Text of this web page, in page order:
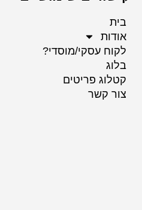
בית
אודות
לקוח עסקי/מוסדי?
בלוג
קטלוג פריטים
צור קשר